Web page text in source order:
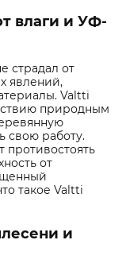
влаги и УФ-
страдал от
явлений,
Valtti
природным
свою работу.
противостоять
от
такое Valtti
и